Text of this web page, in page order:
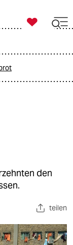

taz zahl ich
den
teilen